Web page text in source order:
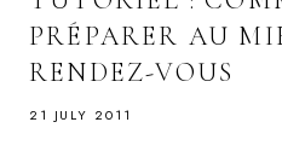
PRÉPARER AU
RENDEZ-VOUS
21 JULY 2011